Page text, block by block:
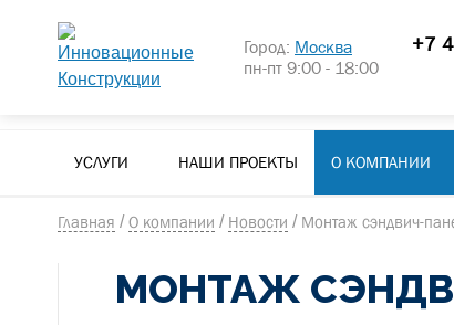
Город: Москва
пн-пт 9:00 - 18:00
+7
УСЛУГИ НАШИ ПРОЕКТЫ О КОМПАНИИ
Главная /О компании / Новости / Монтаж сэндвич-
МОНТАЖ